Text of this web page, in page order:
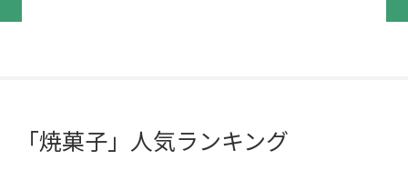
「焼菓子」人気ランキング